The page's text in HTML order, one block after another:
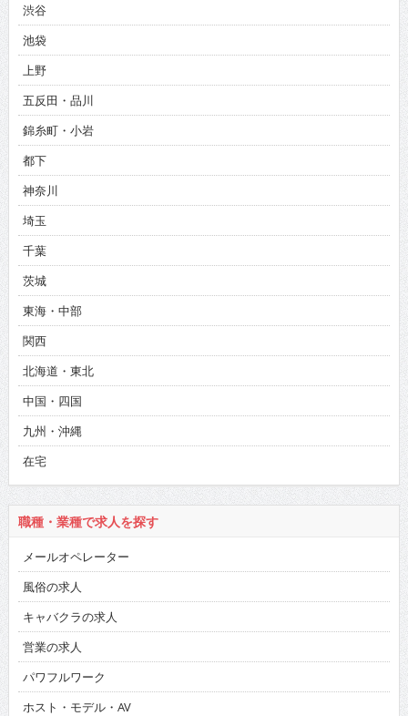
渋谷
池袋
上野
五反田・品川
錦糸町・小岩
都下
神奈川
埼玉
千葉
茨城
東海・中部
関西
北海道・東北
中国・四国
九州・沖縄
在宅
職種・業種で求人を探す
メールオペレーター
風俗の求人
キャバクラの求人
営業の求人
パワフルワーク
ホスト・モデル・AV